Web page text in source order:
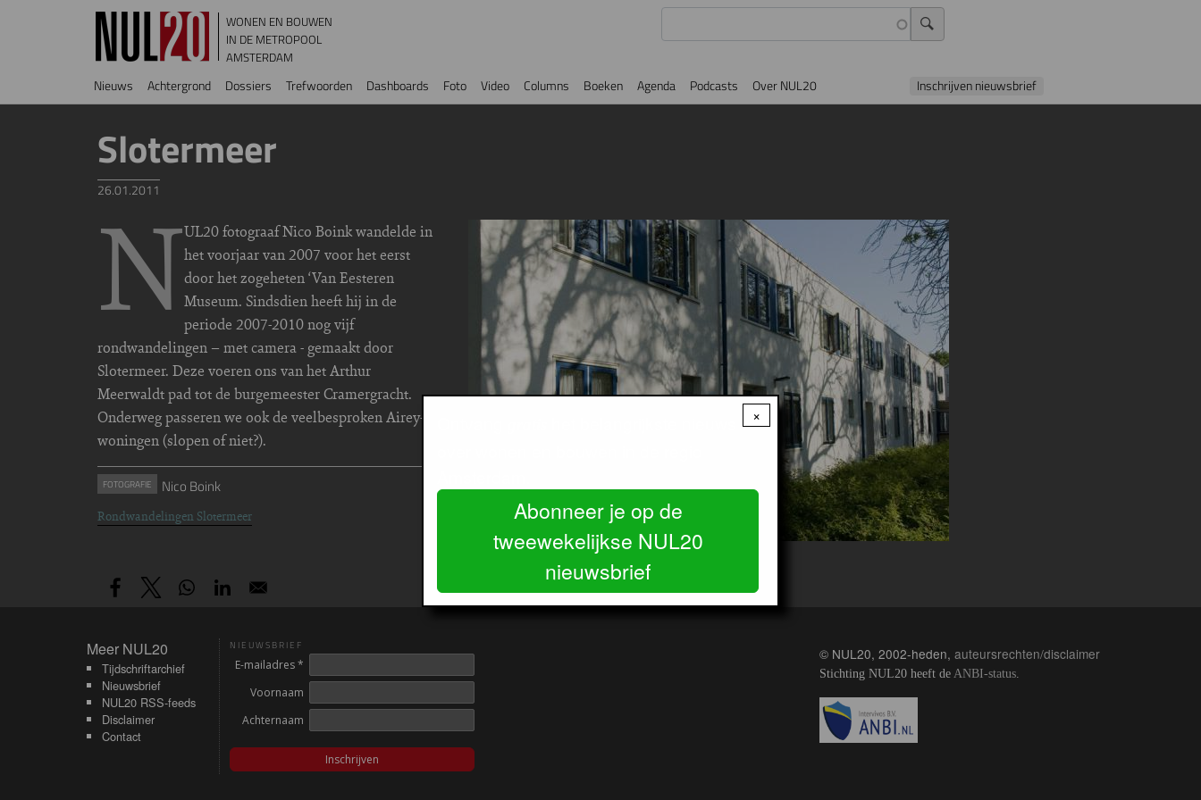
Overslaan en naar de inhoud gaan
WONEN EN BOUWEN
IN DE METROPOOL
AMSTERDAM
Hoofdnavigatie
Nieuws Achtergrond Dossiers Trefwoorden Dashboards Foto Video Columns Boeken Agenda Podcasts Over NUL20 Inschrijven nieuwsbrief
Slotermeer
26.01.2011
NUL20 fotograaf Nico Boink wandelde in
het voorjaar van 2007 voor het eerst
door het zogeheten ‘Van Eesteren
Museum. Sindsdien heeft hij in de
periode 2007-2010 nog vijf
rondwandelingen – met camera - gemaakt door
Slotermeer. Deze voeren ons van het Arthur
Meerwaldt pad tot de burgemeester Cramergracht.
Onderweg passeren we ook de veelbesproken Airey-
woningen (slopen of niet?).
FOTOGRAFIE Nico Boink
Rondwandelingen Slotermeer
Image
Meer NUL20
Meer NUL20
Tijdschriftarchief
Nieuwsbrief
NUL20 RSS-feeds
Disclaimer
Contact
NIEUWSBRIEF
E-mailadres *
Voornaam
Achternaam
Inschrijven
© NUL20, 2002-heden, auteursrechten/disclaimer
Stichting NUL20 heeft de ANBI-status
Image
×
Abonneer je op de
tweewekelijkse NUL20
nieuwsbrief